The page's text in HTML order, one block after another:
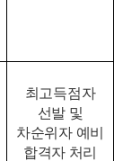
최고득점자
선발 및
차순위자 예비
합격자 처리